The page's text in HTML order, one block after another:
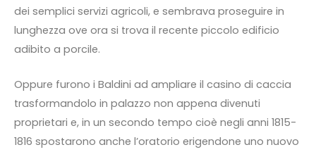
dei semplici servizi agricoli, e sembrava proseguire in
lunghezza ove ora si trova il recente piccolo edificio
adibito a porcile.
Oppure furono i Baldini ad ampliare il casino di caccia
trasformandolo in palazzo non appena divenuti
proprietari e, in un secondo tempo cioè negli anni 1815-
1816 spostarono anche l’oratorio erigendone uno nuovo